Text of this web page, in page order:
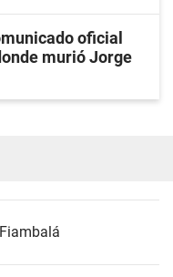
oficial
murió Jorge
Fiambalá